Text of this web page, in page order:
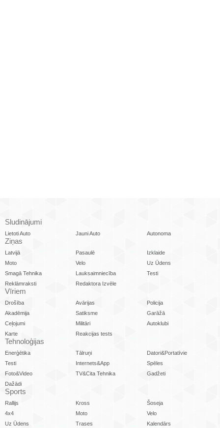
Sludinājumi
Lietoti Auto Jauni Auto Autonoma
Ziņas
Latvijā Pasaulē
Izklaide
Moto
Velo
Uz Ūdens
Smagā Tehnika
Lauksaimniecība
Testi
Reklāmraksti
Redaktora Izvēle
Vīriem
Drošība Avārijas
Policija
Akadēmija
Satiksme
Garāžā
Ceļojumi
Militāri
Autoklubi
Karte
Reakcijas tests
Tehnoloģijas
Enerģētika Tālruņi
Datori&Portatīvie
Testi
Internets&App
Spēles
Foto&Video
TV&Cita Tehnika
Gadžeti
Dažādi
Sports
Rallijs Kross
Šoseja
4x4
Moto
Velo
Uz Ūdens
Trases Kalendārs